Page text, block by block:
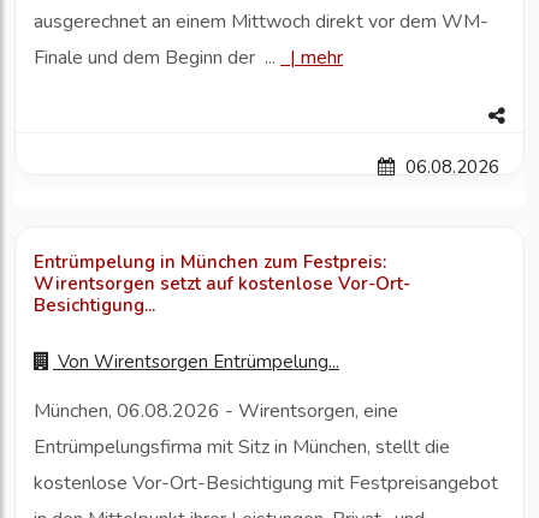
ausgerechnet an einem Mittwoch direkt vor dem WM-
Finale und dem Beginn der ...
| mehr
06.08.2026
Entrümpelung in München zum Festpreis:
Wirentsorgen setzt auf kostenlose Vor-Ort-
Besichtigung...
Von Wirentsorgen Entrümpelung...
München, 06.08.2026 - Wirentsorgen, eine
Entrümpelungsfirma mit Sitz in München, stellt die
kostenlose Vor-Ort-Besichtigung mit Festpreisangebot